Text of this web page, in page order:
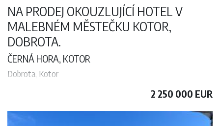
NA PRODEJ OKOUZLUJÍCÍ HOTEL V
MALEBNÉM MĚSTEČKU KOTOR,
DOBROTA.
ČERNÁ HORA, KOTOR
Dobrota, Kotor
Na prodej okouzlující hotel v malebném městečku Kotor, Dobrota.
Tato atraktivní nemovitost představuje vynikající příležitost pro
investory, kteří chtějí získat prosperující pohostinství na vynikajícím
2 250 000 EUR